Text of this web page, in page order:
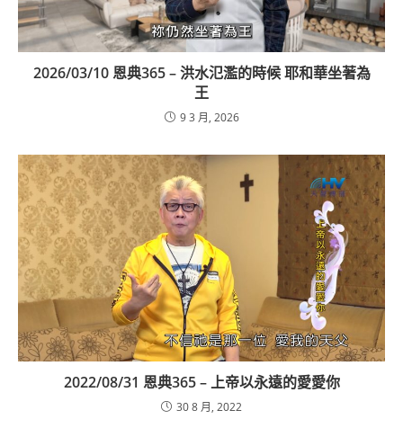
2026/03/10 恩典365 – 洪水氾濫的時候 耶和華坐著為
王
9 3 月, 2026
2022/08/31 恩典365 – 上帝以永遠的愛愛你
30 8 月, 2022